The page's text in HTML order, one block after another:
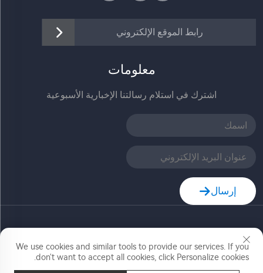
رابط الموقع الإلكتروني
معلومات
اشترك في استلام رسالتنا الإخبارية الأسبوعية
إرسال
حقوق النشر © شركة زهيجيانغ جيا ديله للتكنولوجيا المحدودة.
جميع الحقوق محفوظة
We use cookies and similar tools to provide our services. If you
don't want to accept all cookies, click Personalize cookies.